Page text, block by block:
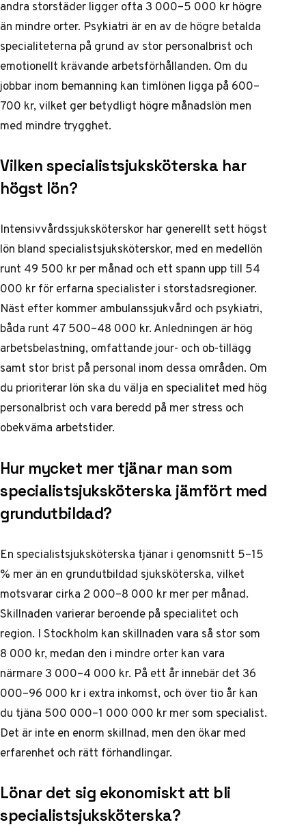
andra storstäder ligger ofta 3 000–5 000 kr högre
än mindre orter. Psykiatri är en av de högre betalda
specialiteterna på grund av stor personalbrist och
emotionellt krävande arbetsförhållanden. Om du
jobbar inom bemanning kan timlönen ligga på 600–
700 kr, vilket ger betydligt högre månadslön men
med mindre trygghet.
Vilken specialistsjuksköterska har
högst lön?
Intensivvårdssjuksköterskor har generellt sett högst
lön bland specialistsjuksköterskor, med en medellön
runt 49 500 kr per månad och ett spann upp till 54
000 kr för erfarna specialister i storstadsregioner.
Näst efter kommer ambulanssjukvård och psykiatri,
båda runt 47 500–48 000 kr. Anledningen är hög
arbetsbelastning, omfattande jour- och ob-tillägg
samt stor brist på personal inom dessa områden. Om
du prioriterar lön ska du välja en specialitet med hög
personalbrist och vara beredd på mer stress och
obekväma arbetstider.
Hur mycket mer tjänar man som
specialistsjuksköterska jämfört med
grundutbildad?
En specialistsjuksköterska tjänar i genomsnitt 5–15
% mer än en grundutbildad sjuksköterska, vilket
motsvarar cirka 2 000–8 000 kr mer per månad.
Skillnaden varierar beroende på specialitet och
region. I Stockholm kan skillnaden vara så stor som
8 000 kr, medan den i mindre orter kan vara
närmare 3 000–4 000 kr. På ett år innebär det 36
000–96 000 kr i extra inkomst, och över tio år kan
du tjäna 500 000–1 000 000 kr mer som specialist.
Det är inte en enorm skillnad, men den ökar med
erfarenhet och rätt förhandlingar.
Lönar det sig ekonomiskt att bli
specialistsjuksköterska?